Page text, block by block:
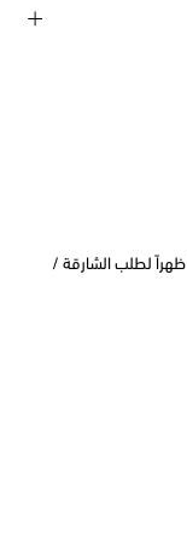
التوصيل في نفس اليوم في دبي اطلب قبل الساعة 2 ظهراً لطلب الشارقة /